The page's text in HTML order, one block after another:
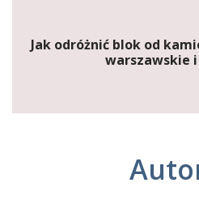
Jak odróżnić blok od
warszawskie